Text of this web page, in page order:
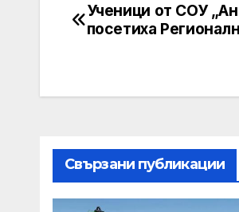
Post
Ученици от СОУ
посетиха
Свързани публикации